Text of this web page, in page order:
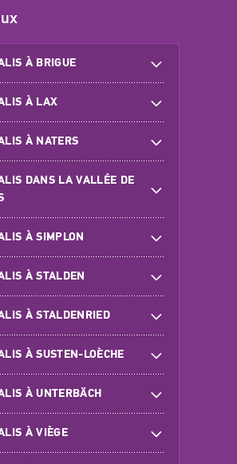
À BRIGUE
À LAX
À NATERS
DANS LA VALLÉE DE
À SIMPLON
À STALDEN
À STALDENRIED
À SUSTEN-LOÈCHE
À UNTERBÄCH
À VIÈGE